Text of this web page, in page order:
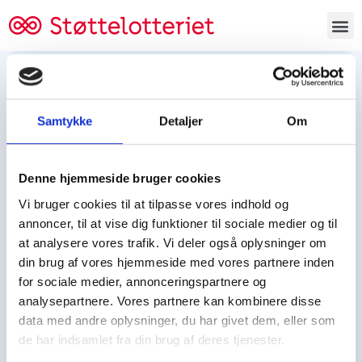
Samtykke Detaljer Om
Denne hjemmeside bruger cookies
Vi bruger cookies til at tilpasse vores indhold og
annoncer, til at vise dig funktioner til sociale medier og til
at analysere vores trafik. Vi deler også oplysninger om
din brug af vores hjemmeside med vores partnere inden
for sociale medier, annonceringspartnere og
analysepartnere. Vores partnere kan kombinere disse
data med andre oplysninger, du har givet dem, eller som
de har indsamlet fra din brug af deres tjenester.
Tjen penge og støt
Tjen penge til:
Spejdere/spejdergruppen/FDF’ere, m.fl.
Kontor
Tjenpengeogstoet.dk
Ejby Industrivej 91
DK – 2600 Glostrup
CVR: 19347508